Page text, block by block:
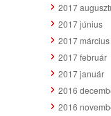
2017
2017 június
2017 március
2017 február
2017 január
2016
2016